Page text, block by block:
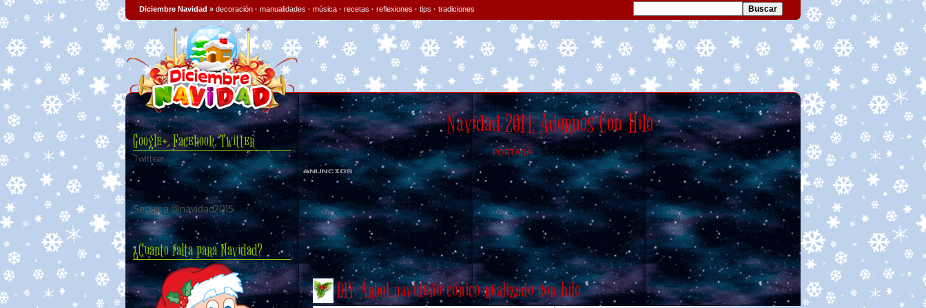
Diciembre Navidad » decoración · manualidades · música · recetas · reflexiones · tips · tradiciones
Navidad 2014: Adornos Con Hilo
PORTADA» adornos con hilo.
DIY: Árbol navideño cónico realizado con hilo
Google+, Facebook, Twitter
Twittear
Seguir a @navidad2015
¿Cuanto falta para Navidad?